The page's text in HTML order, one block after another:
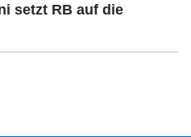
setzt RB auf die